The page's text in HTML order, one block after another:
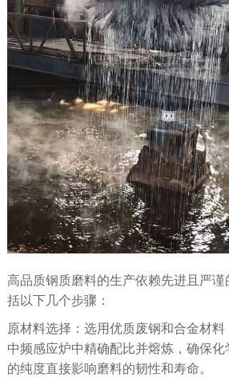
高品质钢质磨料的生产依赖先进且严
括以下几个步骤：
原材料选择：选用优质废钢和合金材
中频感应炉中精确配比并熔炼，确保
的纯度直接影响磨料的韧性和寿命。